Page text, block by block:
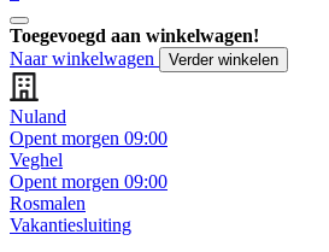
Toegevoegd aan winkelwagen!
Naar winkelwagen
Verder winkelen
Nuland
Opent morgen 09:00
Veghel
Opent morgen 09:00
Rosmalen
Vakantiesluiting